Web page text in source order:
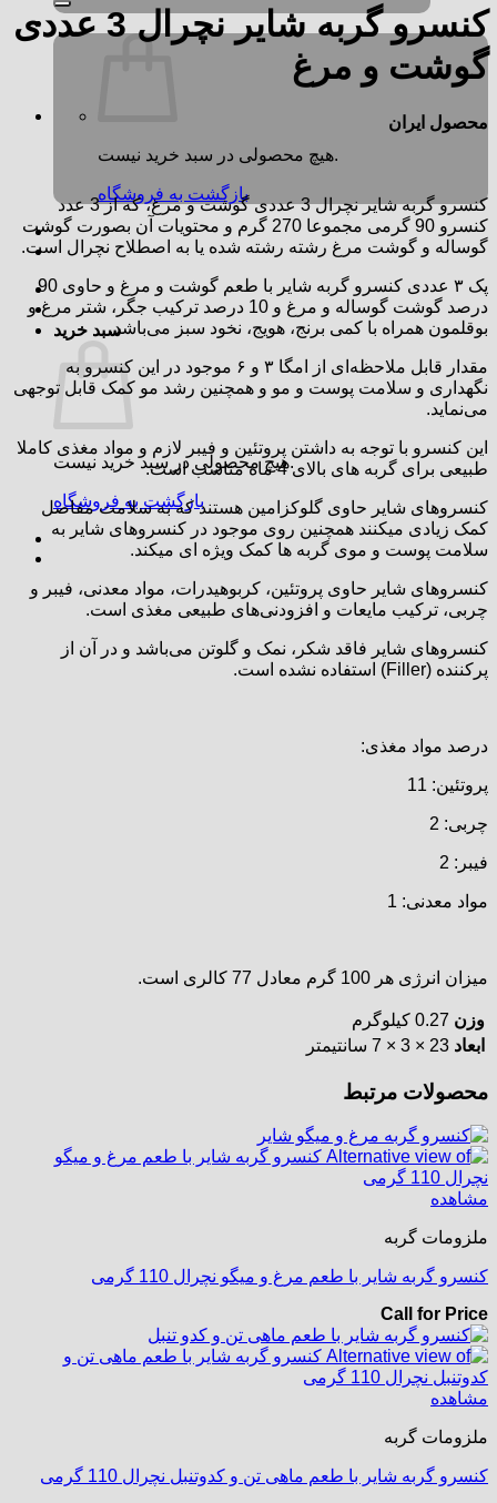
هیچ محصولی در سبد خرید نیست.
بازگشت به فروشگاه
سبد خرید
هیچ محصولی در سبد خرید نیست.
بازگشت به فروشگاه
کنسرو گربه شایر نچرال 3 عددی
گوشت و مرغ
محصول ایران
کنسرو گربه شایر نچرال 3 عددی گوشت و مرغ، که از 3 عدد
کنسرو 90 گرمی مجموعا 270 گرم و محتویات آن بصورت گوشت
گوساله و گوشت مرغ رشته رشته شده یا به اصطلاح نچرال است.
پک ۳ عددی کنسرو گربه شایر با طعم گوشت و مرغ و حاوی 90
درصد گوشت گوساله و مرغ و 10 درصد ترکیب جگر، شتر مرغ و
بوقلمون همراه با کمی برنج، هویج، نخود سبز می‌باشد.
مقدار قابل ملاحظه‌ای از امگا ۳ و ۶ موجود در این کنسرو به
نگهداری و سلامت پوست و مو و همچنین رشد مو کمک قابل توجهی
می‌نماید.
این کنسرو با توجه به داشتن پروتئین و فیبر لازم و مواد مغذی کاملا
طبیعی برای گربه های بالای 4 ماه مناسب است.
کنسروهای شایر حاوی گلوکزامین هستند که به سلامت مفاصل
کمک زیادی میکنند همچنین روی موجود در کنسروهای شایر به
سلامت پوست و موی گربه ها کمک ویژه ای میکند.
کنسروهای شایر حاوی پروتئین، کربوهیدرات، مواد معدنی، فیبر و
چربی، ترکیب مایعات و افزودنی‌های طبیعی مغذی است.
کنسروهای شایر فاقد شکر، نمک و گلوتن می‌باشد و در آن از
پرکننده (Filler) استفاده نشده است.
درصد مواد مغذی:
پروتئین: 11
چربی: 2
فیبر: 2
مواد معدنی: 1
میزان انرژی هر 100 گرم معادل 77 کالری است.
وزن 0.27 کیلوگرم
ابعاد 23 × 3 × 7 سانتیمتر
محصولات مرتبط
مشاهده
ملزومات گربه
کنسرو گربه شایر با طعم مرغ و میگو نچرال 110 گرمی
Call for Price
مشاهده
ملزومات گربه
کنسرو گربه شایر با طعم ماهی تن و کدوتنبل نچرال 110 گرمی